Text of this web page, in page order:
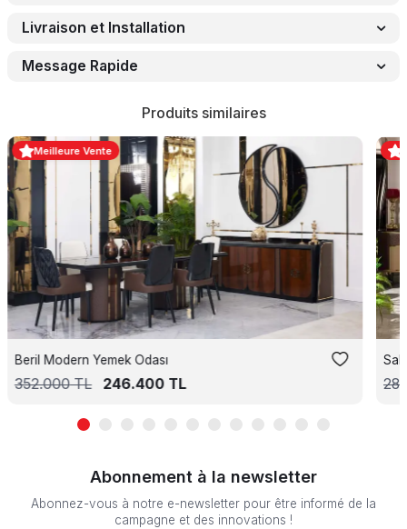
Livraison et Installation
Message Rapide
Produits similaires
Meilleure Vente
Beril Modern Yemek Odası
352.000TL 246.400TL
Abonnement à la newsletter
Abonnez-vous à notre e-newsletter pour être informé de la
campagne et des innovations !